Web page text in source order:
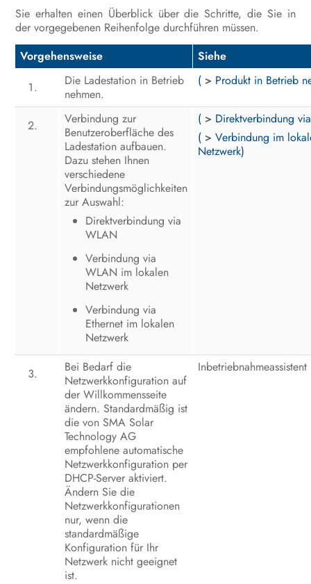
Sie erhalten einen Überblick über die Schritte, die Sie in
der vorgegebenen Reihenfolge durchführen müssen.
Vorgehensweise
Siehe
Die Ladestation in Betrieb
nehmen.
( > Produkt in Betrieb
Verbindung zur
Benutzeroberfläche des
Ladestation aufbauen.
Dazu stehen Ihnen
verschiedene
Verbindungsmöglichkeiten
zur Auswahl:
Direktverbindung via
WLAN
Verbindung via
WLAN im lokalen
Netzwerk
Verbindung via
Ethernet im lokalen
Netzwerk
( > Direktverbindung
( >Verbindung im
Netzwerk)
Bei Bedarf die
Netzwerkkonfiguration auf
der Willkommensseite
ändern. Standardmäßig ist
die von SMA Solar
Technology AG
empfohlene automatische
Netzwerkkonfiguration per
DHCP-Server aktiviert.
Ändern Sie die
Netzwerkkonfigurationen
nur, wenn die
standardmäßige
Konfiguration für Ihr
Netzwerk nicht geeignet
ist.
Inbetriebnahmeassistent
Reinigung
Fehlerbehebung
Produkt außer Betrieb nehmen
Produkt austauschen
Entsorgung
Technische Daten
Zubehör
Kontakt
EU-Konformitätserklärung